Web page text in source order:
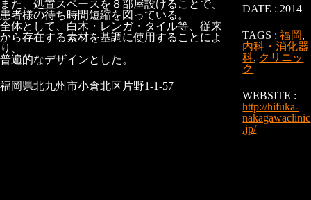
また、処置スペースを８部屋設けることで、
患者様の待ち時間短縮を図っている。
全体として、白木・レンガ・タイル等、従来
から存在する素材を基調に使用することによ
り、
普遍的なデザインとした。
福岡県北九州市小倉北区片野1-1-57
DATE : 2014
TAGS : 福岡,
内科・消化器
科, クリニッ
ク
WEBSITE :
http://hifuka-
nakagawaclinic
.jp/